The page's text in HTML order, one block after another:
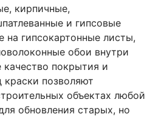
кирпичные,
и гипсовые
на гипсокартонные листы,
обои внутри
покрытия и
позволяют
объектах любой
обновления старых, но